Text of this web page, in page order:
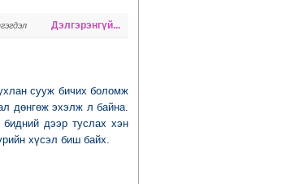
Дэлгэрэнгүй...
сууж бичих боломж
дөнгөж эхэлж л байна.
дээр туслах хэн
хүсэл биш байх.